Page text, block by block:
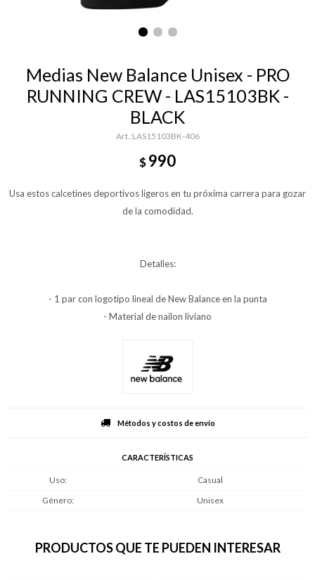
Medias New Balance Unisex - PRO
RUNNING CREW - LAS15103BK -
BLACK
LAS15103BK-406
$990
Usa estos calcetines deportivos ligeros en tu próxima carrera para gozar
de la comodidad.
Detalles:
- 1 par con logotipo lineal de New Balance en la punta
- Material de nailon liviano
Métodos y costos de envío
CARACTERÍSTICAS
Uso
Casual
Género
Unisex
PRODUCTOS QUE TE PUEDEN INTERESAR